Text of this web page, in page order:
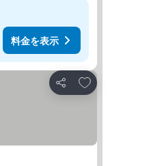
料金を表示
シェア
お気に入りに追加